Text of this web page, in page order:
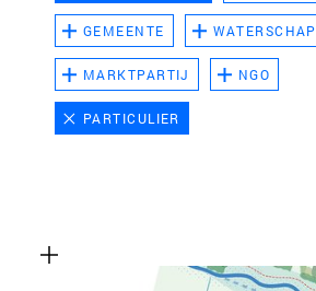
GEMEENTE WATERSCHAP
MARKTPARTIJ NGO
PARTICULIER